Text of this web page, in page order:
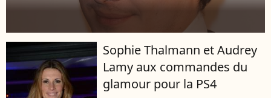
Sophie Thalmann et Audrey
Lamy aux commandes du
glamour pour la PS4